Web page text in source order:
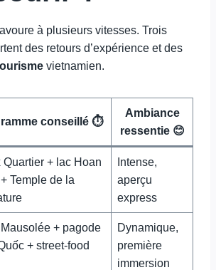
à plusieurs vitesses. Trois
des retours d’expérience et des
vietnamien.
conseillé ⏱️
Ambiance
ressentie 😊
Quartier + lac Hoan
Temple de la
Intense,
aperçu
express
+ pagode
+ street-food
Dynamique,
première
immersion